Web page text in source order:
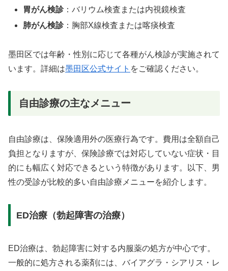
胃がん検診：バリウム検査または内視鏡検査
肺がん検診：胸部X線検査または喀痰検査
墨田区では年齢・性別に応じて各種がん検診が実施されて
います。詳細は墨田区公式サイト をご確認ください。
自由診療の主なメニュー
自由診療は、保険適用外の医療行為です。費用は全額自己
負担となりますが、保険診療では対応していない症状・目
的にも幅広く対応できるという特徴があります。以下、男
性の受診が比較的多い自由診療メニューを紹介します。
ED治療（勃起障害の治療）
ED治療は、勃起障害に対する内服薬の処方が中心です。
一般的に処方される薬剤には、バイアグラ・シアリス・レ